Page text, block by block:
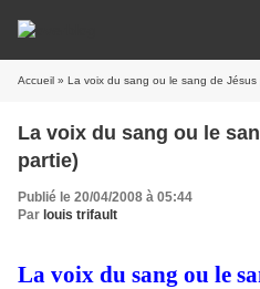
Accueil » La voix du sang ou le sang de Jésus
La voix du sang ou le
partie)
Publié le 20/04/2008 à 05:44
Par louis trifault
La voix du sang ou le